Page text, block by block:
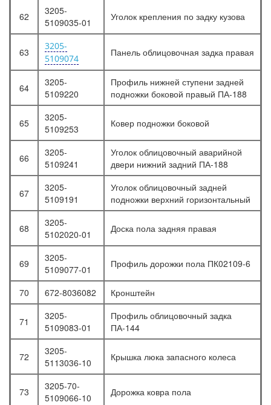
62
3205-
5109035-01
Уголок крепления по задку кузова
63
3205-
5109074
Панель облицовочная задка правая
64
3205-
5109220
Профиль нижней ступени задней
подножки боковой правый ПА-188
65
3205-
5109253
Ковер подножки боковой
66
3205-
5109241
Уголок облицовочный аварийной
двери нижний задний ПА-188
67
3205-
5109191
Уголок облицовочный задней
подножки верхний горизонтальный
68
3205-
5102020-01
Доска пола задняя правая
69
3205-
5109077-01
Профиль дорожки пола ПК02109-6
70 672-8036082 Кронштейн
71
3205-
5109083-01
Профиль облицовочный задка
ПА-144
72
3205-
5113036-10
Крышка люка запасного колеса
73
3205-70-
5109066-10
Дорожка ковра пола